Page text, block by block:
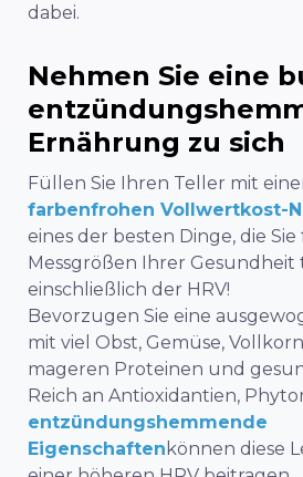
dabei.
Nehmen Sie eine
Ernährung zu sich
Füllen Sie Ihren Teller mit
farbenfrohen Vollwertkost-
eines der besten Dinge, die
Messgrößen Ihrer
einschließlich der HRV!
Bevorzugen Sie eine
mit viel Obst, Gemüse,
mageren Proteinen und
Reich an Antioxidantien,
entzündungshemmende
Eigenschaften können diese